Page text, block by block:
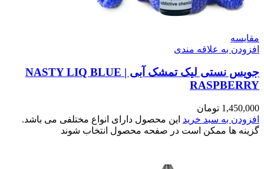
مقایسه
افزودن به علاقه مندی
جویس نستی لیک تمشک آبی | NASTY LIQ BLUE
RASPBERRY
1,450,000 تومان
افزودن به سبد خرید این محصول دارای انواع مختلفی می باشد.
گزینه ها ممکن است در صفحه محصول انتخاب شوند